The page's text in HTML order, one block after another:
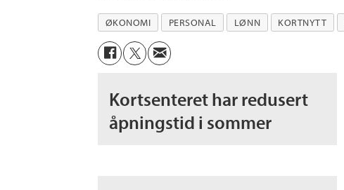
ØKONOMI PERSONAL LØNN KORTNYTT
Kortsenteret har redusert
åpningstid i sommer